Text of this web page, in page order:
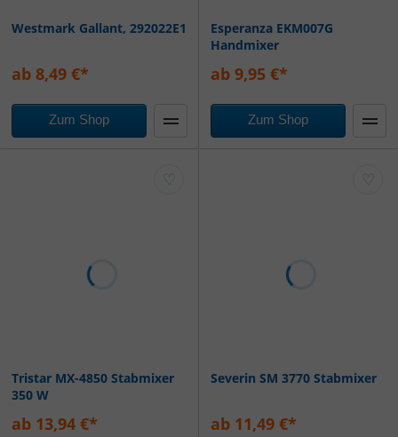
Westmark Gallant, 292022E1
ab 8,49 €*
Zum Shop
Esperanza EKM007G
Handmixer
ab 9,95 €*
Zum Shop
♡
Tristar MX-4850 Stabmixer
350 W
ab 13,94 €*
♡
Severin SM 3770 Stabmixer
ab 11,49 €*